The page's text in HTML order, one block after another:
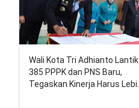
Wali Kota Tri Adhianto Lantik
385 PPPK dan PNS Baru,
Tegaskan Kinerja Harus Lebi…